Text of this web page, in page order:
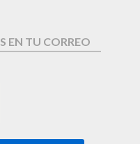
EN TU CORREO